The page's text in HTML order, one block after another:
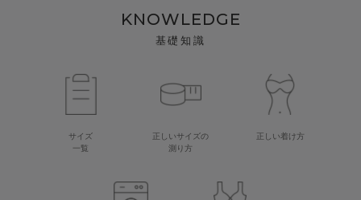
KNOWLEDGE
基礎知識
サイズ
一覧
正しいサイズの
測り方
正しい着け方